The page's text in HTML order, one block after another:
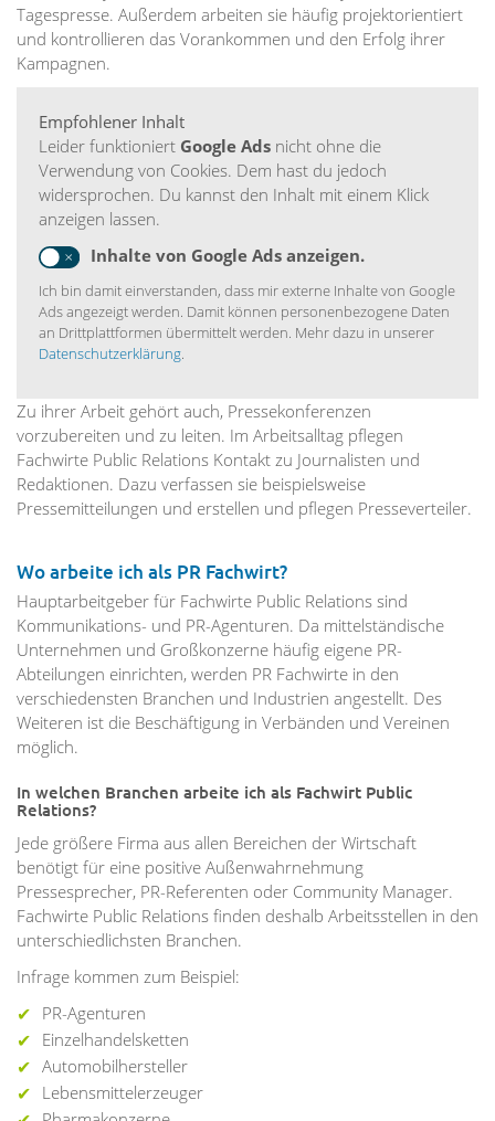
Tagespresse. Außerdem arbeiten sie häufig projektorientiert
und kontrollieren das Vorankommen und den Erfolg ihrer
Kampagnen.
Empfohlener Inhalt
Leider funktioniert Google Ads nicht ohne die
Verwendung von Cookies. Dem hast du jedoch
widersprochen. Du kannst den Inhalt mit einem Klick
anzeigen lassen.
Inhalte von Google Ads anzeigen.
Ich bin damit einverstanden, dass mir externe Inhalte von Google
Ads angezeigt werden. Damit können personenbezogene Daten
an Drittplattformen übermittelt werden. Mehr dazu in unserer
Datenschutzerklärung.
Zu ihrer Arbeit gehört auch, Pressekonfer­enzen
vorzubereiten und zu leiten. Im Arbeitsalltag pflegen
Fachwirte Public Relations Kontakt zu Journalisten und
Redaktionen. Dazu verfassen sie beispielsweise
Pressemitteilungen und erstellen und pflegen Presseverteiler.
Wo arbeite ich als PR Fachwirt?
Hauptarbeitgeber für Fachwirte Public Relations sind
Kommunikations- und PR-Agenturen. Da mittelständische
Unternehmen und Großkonzerne häufig eigene PR-
Abteilungen einrichten, werden PR Fachwirte in den
verschiedensten Branchen und Industrien angestellt. Des
Weiteren ist die Beschäftigung in Verbänden und Vereinen
möglich.
In welchen Branchen arbeite ich als Fachwirt Public
Relations?
Jede größere Firma aus allen Bereichen der Wirtschaft
benötigt für eine positive Außenwahrnehmung
Pressesprecher, PR-Referenten oder Community Manager.
Fachwirte Public Relations finden deshalb Arbeitsstellen in den
unterschiedlichsten Branchen.
Infrage kommen zum Beispiel:
PR-Agenturen
Einzelhandelsketten
Automobilhersteller
Lebensmittelerzeuger